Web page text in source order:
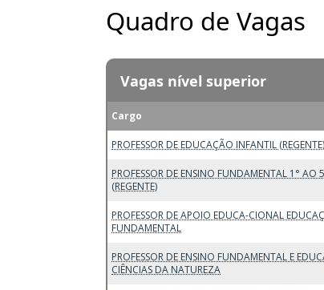
Quadro de Vagas
Vagas nível superior
Cargo
PROFESSOR DE EDUCAÇÃO INFANTIL (REGENTE)
PROFESSOR DE ENSINO FUNDAMENTAL 1° AO
(REGENTE)
PROFESSOR DE APOIO EDUCA-CIONAL
FUNDAMENTAL
PROFESSOR DE ENSINO FUNDAMENTAL E
CIÊNCIAS DA NATUREZA